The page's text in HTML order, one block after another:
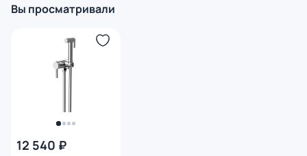
Вы просматривали
12 540 ₽